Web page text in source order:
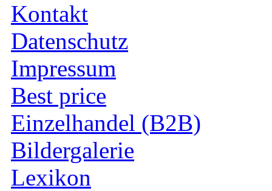
Kontakt
Datenschutz
Impressum
Best price
Einzelhandel (B2B)
Bildergalerie
Lexikon